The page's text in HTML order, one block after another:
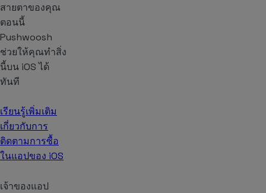
สายตาของคุณ
ตอนนี้
Pushwoosh
ช่วยให้คุณทำสิ่ง
นี้บน iOS ได้
ทันที
เรียนรู้เพิ่มเติม
เกี่ยวกับการ
ติดตามการซื้อ
ในแอปของ iOS
เจ้าของแอป